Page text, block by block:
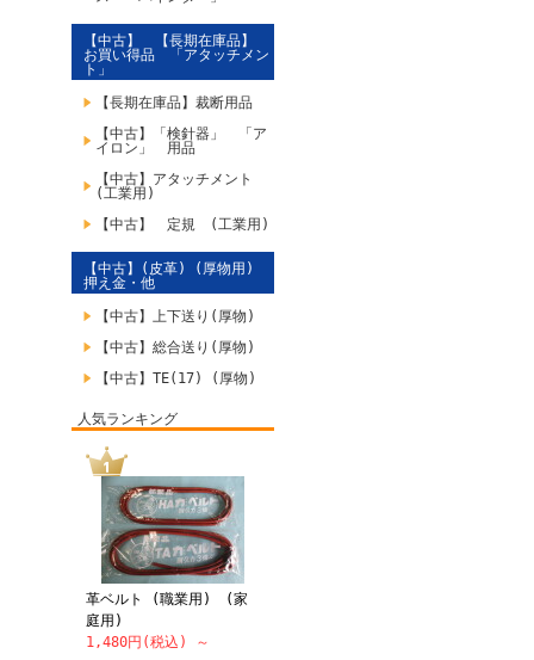
【中古】 【長期在庫品】
お買い得品 「アタッチメン
ト」
【長期在庫品】裁断用品
【中古】「検針器」 「ア
イロン」 用品
【中古】アタッチメント
(工業用)
【中古】 定規 (工業用)
【中古】(皮革) (厚物用)
押え金・他
【中古】上下送り(厚物)
【中古】総合送り(厚物)
【中古】TE(17) (厚物)
人気ランキング
革ベルト (職業用) (家
庭用)
1,480円(税込) ～